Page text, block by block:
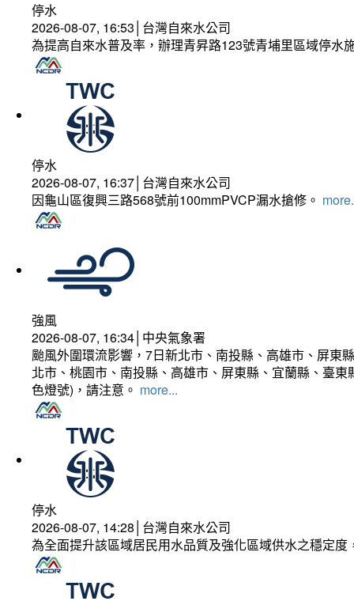
停水
2026-08-07, 16:53│台灣自來水公司
為提高自來水普及率，辦理青昇路123號青埔里區域停水
停水
2026-08-07, 16:37│台灣自來水公司
因龜山區復興三路568號前100mmPVCP漏水搶修。
強風
2026-08-07, 16:34│中央氣象署
颱風外圍環流影響，7日新北市、南投縣、高雄市、屏東
北市、桃園市、南投縣、高雄市、屏東縣、宜蘭縣、臺
色燈號)，請注意。 more...
停水
2026-08-07, 14:28│台灣自來水公司
為全面提升該區域居民用水品質及強化區域供水之穩定